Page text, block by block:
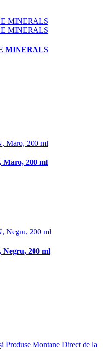
MINERALS
200 ml
200 ml